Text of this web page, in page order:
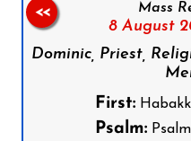
Mass
8 August
Dominic, Priest,
First:
Psalm:
<<